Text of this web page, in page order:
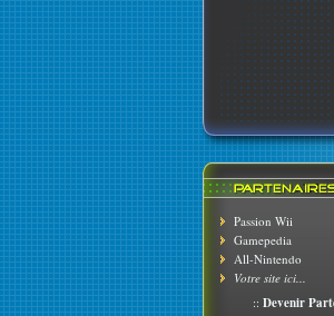
Passion Wii
Gamepedia
All-Nintendo
Votre site ici...
:: Devenir